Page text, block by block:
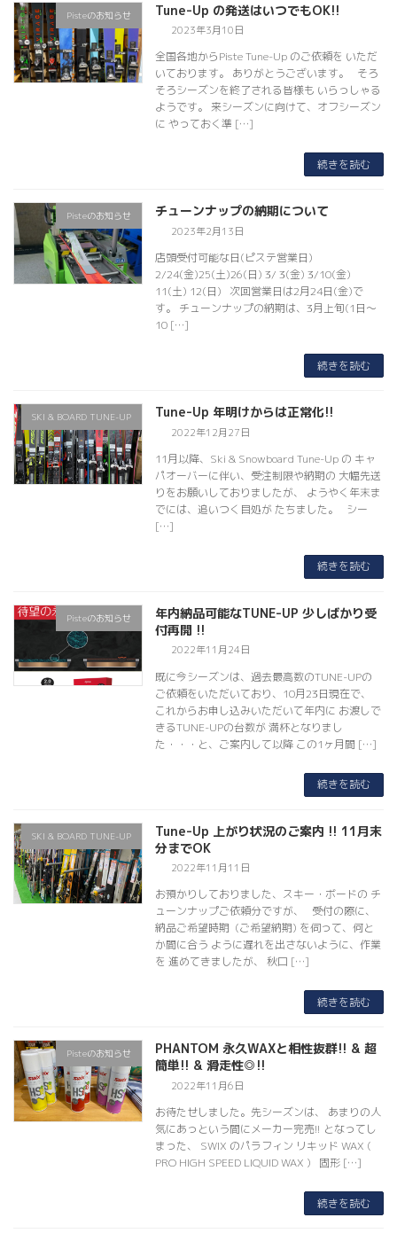
Pisteのお知らせ Tune-Up の発送はいつでもOK!!
2023年3月10日
全国各地からPiste Tune-Up のご依頼を いただ
いております。 ありがとうございます。 そろ
そろシーズンを終了される皆様も いらっしゃる
ようです。 来シーズンに向けて、オフシーズン
に やっておく準 […]
続きを読む
Pisteのお知らせ チューンナップの納期について
2023年2月13日
店頭受付可能な日(ピステ営業日)
2/24(金)25(土)26(日) 3/ 3(金) 3/10(金)
11(土) 12(日) 次回営業日は2月24日(金)で
す。 チューンナップの納期は、3月上旬(1日～
10 […]
続きを読む
SKI & BOARD TUNE-UP Tune-Up 年明けからは正常化!!
2022年12月27日
11月以降、Ski & Snowboard Tune-Up の キャ
パオーバーに伴い、受注制限や納期の 大幅先送
りをお願いしておりましたが、 ようやく年末ま
でには、追いつく目処が たちました。 シー
[…]
続きを読む
Pisteのお知らせ
年内納品可能なTUNE-UP 少しばかり受
付再開 !!
2022年11月24日
既に今シーズンは、過去最高数のTUNE-UPの
ご依頼をいただいており、10月23日現在で、
これからお申し込みいただいて年内に お渡しで
きるTUNE-UPの台数が 満杯となりまし
た・・・と、ご案内して以降 この1ヶ月間 […]
続きを読む
SKI & BOARD TUNE-UP
Tune-Up 上がり状況のご案内 !! 11月末
分までOK
2022年11月11日
お預かりしておりました、スキー・ボードの チ
ューンナップご依頼分ですが、 受付の際に、
納品ご希望時期 (ご希望納期) を伺って、何と
か間に合う ように遅れを出さないように、作業
を 進めてきましたが、 秋口 […]
続きを読む
Pisteのお知らせ
PHANTOM 永久WAXと相性抜群!! & 超
簡単!! & 滑走性◎!!
2022年11月6日
お待たせしました。先シーズンは、 あまりの人
気にあっという間にメーカー完売!! となってし
まった、 SWIX のパラフィン リキッド WAX (
PRO HIGH SPEED LIQUID WAX ) 固形 […]
続きを読む